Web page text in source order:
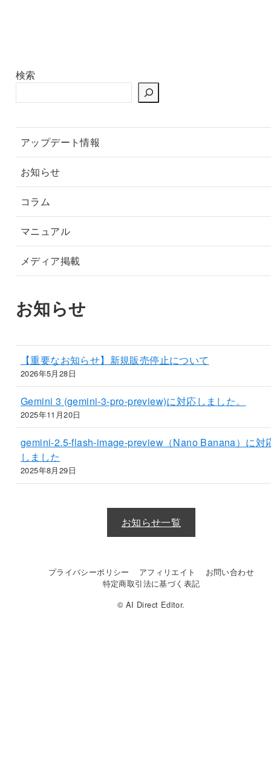
検索
アップデート情報
お知らせ
コラム
マニュアル
メディア掲載
お知らせ
【重要なお知らせ】新規販売停止について
2026年5月28日
Gemini 3 (gemini-3-pro-preview)に対応しました。
2025年11月20日
gemini-2.5-flash-image-preview（Nano Banana）に対
しました
2025年8月29日
お知らせ一覧
プライバシーポリシー アフィリエイト
お問い合わせ
特定商取引法に基づく表記
© AI Direct Editor.